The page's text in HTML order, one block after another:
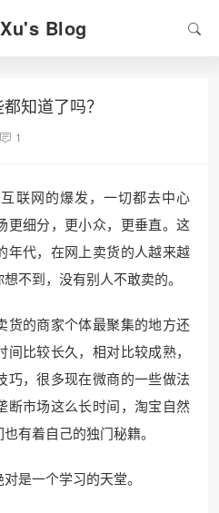
Blog
知道了吗？
1
联网的爆发，一切都去中心
更细分，更小众，更垂直。这
年代，在网上卖货的人越来越
不到，没有别人不敢卖的。
货的商家个体最聚集的地方还
比较长久，相对比较成熟，
巧，很多现在微商的一些做法
断市场这么长时间，淘宝自然
有着自己的独门秘籍。
是一个学习的天堂。